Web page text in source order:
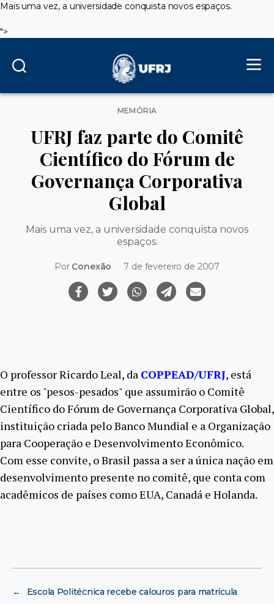
Mais uma vez, a universidade conquista novos espaços.
">
Categorias
MEMÓRIA
UFRJ faz parte do Comitê
Científico do Fórum de
Governança Corporativa
Global
Mais uma vez, a universidade conquista novos
espaços.
Por Conexão 7 de fevereiro de 2007
O professor Ricardo Leal, da COPPEAD/UFRJ, está
entre os "pesos-pesados" que assumirão o Comitê
Científico do Fórum de Governança Corporativa Global,
instituição criada pelo Banco Mundial e a Organização
para Cooperação e Desenvolvimento Econômico.
Com esse convite, o Brasil passa a ser a única nação em
desenvolvimento presente no comitê, que conta com
acadêmicos de países como EUA, Canadá e Holanda.
←
Escola Politécnica recebe calouros para matrícula